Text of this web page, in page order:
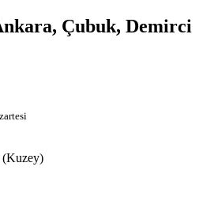
Çubuk, Demirci
(Kuzey)